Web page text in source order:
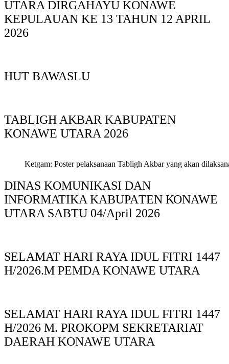
UTARA DIRGAHAYU KONAWE
KEPULAUAN KE 13 TAHUN 12 APRIL
2026
HUT BAWASLU
TABLIGH AKBAR KABUPATEN
KONAWE UTARA 2026
Ketgam: Poster pelaksanaan Tabligh Akbar yang akan
DINAS KOMUNIKASI DAN
INFORMATIKA KABUPAΤΕΝ ΚΟNAWE
UTARA SABTU 04/April 2026
SELAMAT HARI RAYA IDUL FITRI 1447
H/2026.M PEMDA KONAWE UTARA
SELAMAT HARI RAYA IDUL FITRI 1447
H/2026 M. PROKOPM SEKRETARIAT
DAERAH KONAWE UTARA